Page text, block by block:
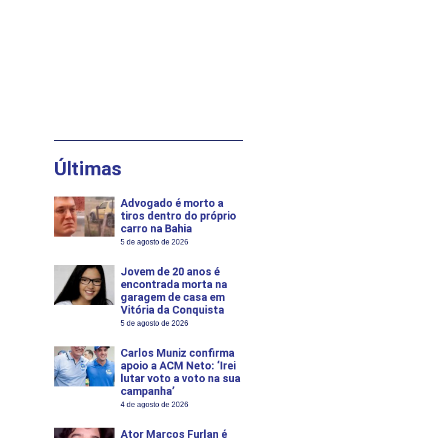
Últimas
Advogado é morto a
tiros dentro do próprio
carro na Bahia
5 de agosto de 2026
Jovem de 20 anos é
encontrada morta na
garagem de casa em
Vitória da Conquista
5 de agosto de 2026
Carlos Muniz confirma
apoio a ACM Neto: ‘Irei
lutar voto a voto na sua
campanha’
4 de agosto de 2026
Ator Marcos Furlan é